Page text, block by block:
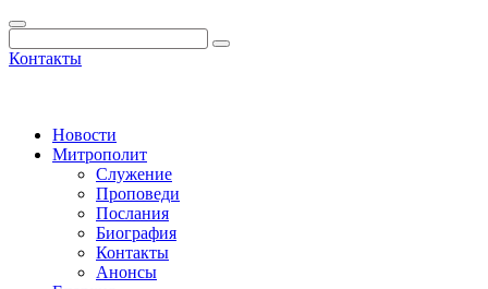
Контакты
Новости
Митрополит
Служение
Проповеди
Послания
Биография
Контакты
Анонсы